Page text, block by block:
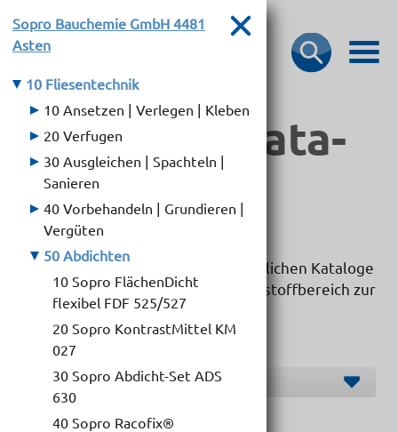
Bau­stoff­­ka­ta­
loge
Hier dürfen wir Ihnen die übersichtlichen Kataloge
unserer Markenlieferanten im Baustoffbereich zur
Verfügung stellen.
Hersteller O-S
Sopro Bauchemie GmbH 4481
Asten
10 Fliesentechnik
10 Ansetzen | Verlegen | Kleben
20 Verfugen
30 Ausgleichen | Spachteln |
Sanieren
40 Vorbehandeln | Grundieren |
Vergüten
50 Abdichten
10 Sopro FlächenDicht
flexibel FDF 525/527
20 Sopro KontrastMittel KM
027
30 Sopro Abdicht-Set ADS
630
40 Sopro Racofix®